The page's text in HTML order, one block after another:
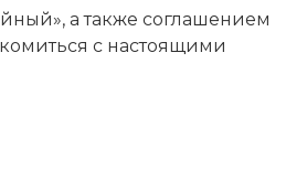
а также соглашением
с настоящими